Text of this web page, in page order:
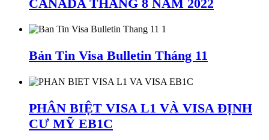
CANADA THÁNG 8 NĂM 2022
Bản Tin Visa Bulletin Tháng 11
PHÂN BIỆT VISA L1 VÀ VISA ĐỊNH
CƯ MỸ EB1C